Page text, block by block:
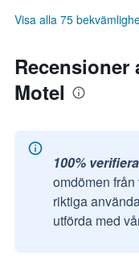
Visa alla 75
Recensioner
Motel
100%
omdömen
riktiga
utförda med